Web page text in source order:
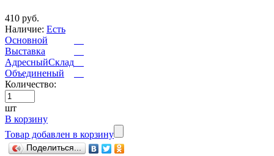
410 руб.
Наличие: Есть
Основной
Выставка
АдресныйСклад
Объединеный
Количество:
шт
В корзину
Товар добавлен в корзину
Поделиться...